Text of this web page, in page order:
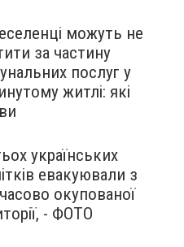
можуть не
за частину
послуг у
житлі: які
українських
евакуювали з
окупованої
- ФОТО